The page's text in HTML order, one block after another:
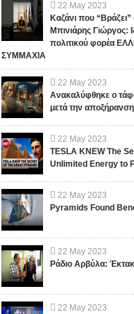
The Palpa Lines: Αυτά
μυστηριώδη γιγάντια
σχήματα είναι 1000
χρόνια παλαιότερα από
της Nazca (Βίντεο)
Γιγαντιαία σχήματα που
χαράχτηκαν στο έδαφος στην
περιοχή Palpa στο νότιο
Περού, κοντά στις γραμμές...
22 May 2023
Καζάνι που
Μπινιάρης Γιώργος:
πολιτικού φορέα
ΣΥΜΜΑΧΙΑ
22 May 2023
Ανακαλύφθηκε ο
μετά την
22 May 2023
TESLA KNEW The
Unlimited Energy to
22 May 2023
Pyramids Found
22 May 2023
Ράδιο Αρβύλα:
22 May 2023